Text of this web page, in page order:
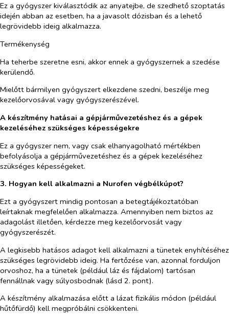
Ez a gyógyszer kiválasztódik az anyatejbe, de szedhető szoptatás
idején abban az esetben, ha a javasolt dózisban és a lehető
legrövidebb ideig alkalmazza.
Termékenység
Ha teherbe szeretne esni, akkor ennek a gyógyszernek a szedése
kerülendő.
Mielőtt bármilyen gyógyszert elkezdene szedni, beszélje meg
kezelőorvosával vagy gyógyszerészével.
A készítmény hatásai a gépjárművezetéshez és a gépek
kezeléséhez szükséges képességekre
Ez a gyógyszer nem, vagy csak elhanyagolható mértékben
befolyásolja a gépjárművezetéshez és a gépek kezeléséhez
szükséges képességeket.
3. Hogyan kell alkalmazni a Nurofen végbélkúpot?
Ezt a gyógyszert mindig pontosan a betegtájékoztatóban
leírtaknak megfelelően alkalmazza. Amennyiben nem biztos az
adagolást illetően, kérdezze meg kezelőorvosát vagy
gyógyszerészét.
A legkisebb hatásos adagot kell alkalmazni a tünetek enyhítéséhez
szükséges legrövidebb ideig. Ha fertőzése van, azonnal forduljon
orvoshoz, ha a tünetek (például láz és fájdalom) tartósan
fennállnak vagy súlyosbodnak (lásd 2. pont).
A készítmény alkalmazása előtt a lázat fizikális módon (például
hűtőfürdő) kell megpróbálni csökkenteni.